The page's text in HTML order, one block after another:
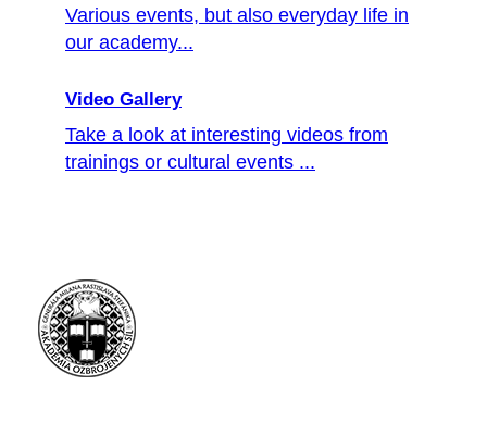
Various events, but also everyday life in
our academy...
Video Gallery
Take a look at interesting videos from
trainings or cultural events ...